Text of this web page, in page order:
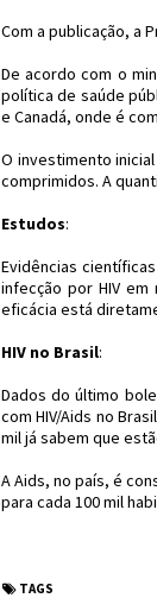
Com a publicação, a
De acordo com o
política de saúde
e Canadá, onde é
O investimento
comprimidos. A
Estudos:
Evidências
infecção por HIV
eficácia está
HIV no Brasil:
Dados do último
com HIV/Aids no
mil já sabem que
A Aids, no país, é
para cada 100 mil
TAGS